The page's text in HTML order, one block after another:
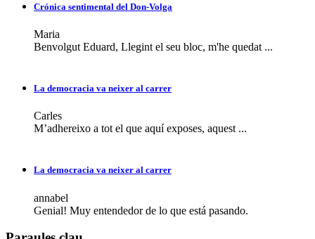
Crónica sentimental del Don-Volga
Maria
Benvolgut Eduard, Llegint el seu bloc, m'he quedat ...
La democracia va neixer al carrer
Carles
M’adhereixo a tot el que aquí exposes, aquest ...
La democracia va neixer al carrer
annabel
Genial! Muy entendedor de lo que está pasando.